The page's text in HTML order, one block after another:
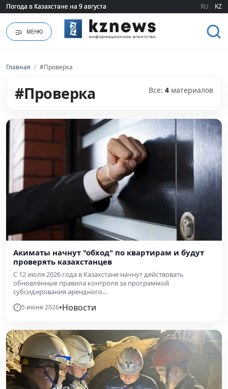
Погода в Казахстане на 9 августа
Погода в Казахстане на 9 августа RU KZ
МЕНЮ
Главная / #Проверка
#Проверка Все: 4 материалов
Акиматы начнут "обход" по квартирам и будут
проверять казахстанцев
С 12 июля 2026 года в Казахстане начнут действовать
обновлённые правила контроля за программой
субсидирования арендного...
5 июня 2026•Новости